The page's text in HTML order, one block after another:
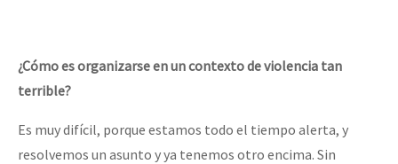
¿Cómo es organizarse en un contexto de violencia tan
terrible?
Es muy difícil, porque estamos todo el tiempo alerta, y
resolvemos un asunto y ya tenemos otro encima. Sin